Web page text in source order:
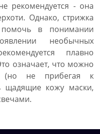
рекомендуется - она
Однако, стрижка
в понимании
необычных
плавно
означает, что можно
(но не прибегая к
щадящие кожу маски,